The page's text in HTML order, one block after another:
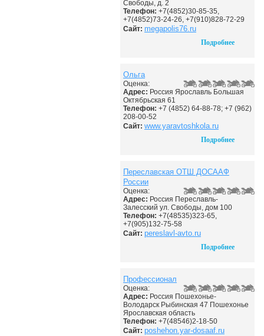
Свободы, д. 2
Телефон: +7(4852)30-85-35,
+7(4852)73-24-26, +7(910)828-72-29
Сайт: megapolis76.ru
Подробнее
Ольга
Оценка:
Адрес: Россия Ярославль Большая
Октябрьская 61
Телефон: +7 (4852) 64-88-78; +7 (962)
208-00-52
Сайт: www.yaravtoshkola.ru
Подробнее
Переславская ОТШ ДОСААФ
России
Оценка:
Адрес: Россия Переславль-
Залесский ул. Свободы, дом 100
Телефон: +7(48535)323-65,
+7(905)132-75-58
Сайт: pereslavl-avto.ru
Подробнее
Профессионал
Оценка:
Адрес: Россия Пошехонье-
Володарск Рыбинская 47 Пошехонье
Ярославская область
Телефон: +7(48546)2-18-50
Сайт: poshehon.yar-dosaaf.ru